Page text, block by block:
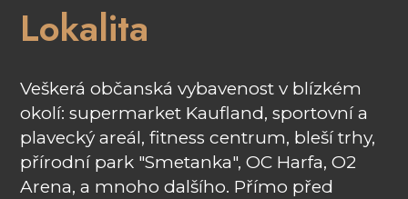
Lokalita
Veškerá občanská vybavenost v blízkém
okolí: supermarket Kaufland, sportovní a
plavecký areál, fitness centrum, bleší trhy,
přírodní park "Smetanka", OC Harfa, O2
Arena, a mnoho dalšího. Přímo před